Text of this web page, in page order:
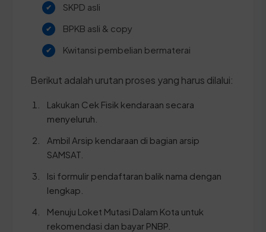
SKPD asli
BPKB asli & copy
Kwitansi pembelian bermaterai
Berikut adalah urutan proses yang harus dilalui:
Lakukan Cek Fisik kendaraan secara
menyeluruh.
Ambil Arsip kendaraan di bagian arsip
SAMSAT.
Isi formulir pendaftaran balik nama dengan
lengkap.
Menuju Loket Mutasi Dalam Kota untuk
rekomendasi dan bayar PNBP.